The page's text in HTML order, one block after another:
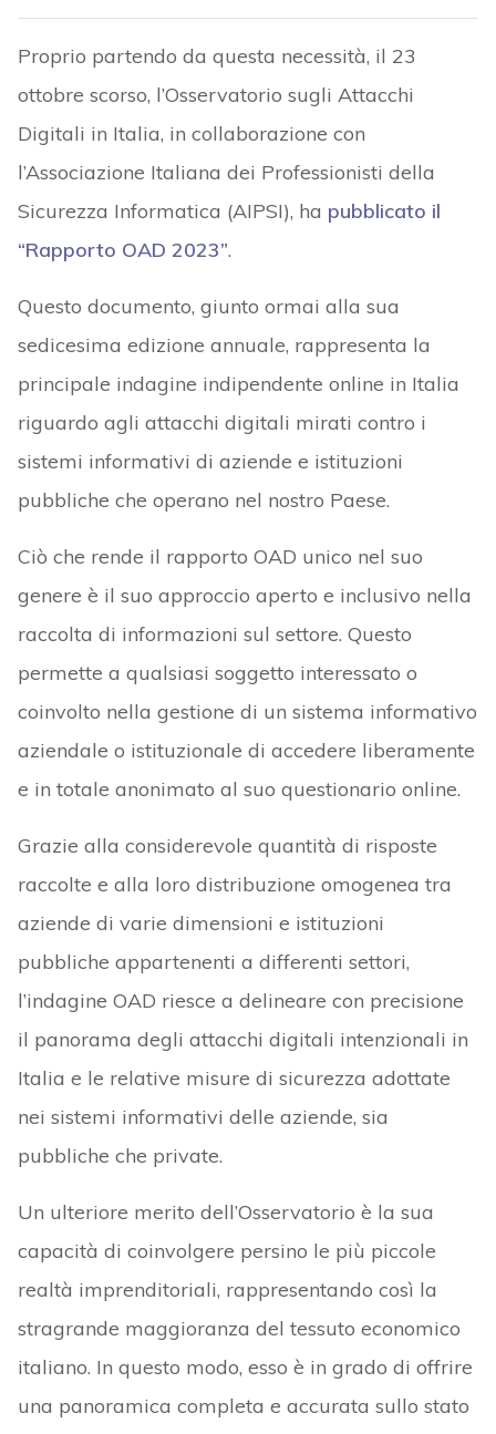
Proprio partendo da questa necessità, il 23
ottobre scorso, l’Osservatorio sugli Attacchi
Digitali in Italia, in collaborazione con
l’Associazione Italiana dei Professionisti della
Sicurezza Informatica (AIPSI), ha pubblicato il
“Rapporto OAD 2023”.
Questo documento, giunto ormai alla sua
sedicesima edizione annuale, rappresenta la
principale indagine indipendente online in Italia
riguardo agli attacchi digitali mirati contro i
sistemi informativi di aziende e istituzioni
pubbliche che operano nel nostro Paese.
Ciò che rende il rapporto OAD unico nel suo
genere è il suo approccio aperto e inclusivo nella
raccolta di informazioni sul settore. Questo
permette a qualsiasi soggetto interessato o
coinvolto nella gestione di un sistema informativo
aziendale o istituzionale di accedere liberamente
e in totale anonimato al suo questionario online.
Grazie alla considerevole quantità di risposte
raccolte e alla loro distribuzione omogenea tra
aziende di varie dimensioni e istituzioni
pubbliche appartenenti a differenti settori,
l’indagine OAD riesce a delineare con precisione
il panorama degli attacchi digitali intenzionali in
Italia e le relative misure di sicurezza adottate
nei sistemi informativi delle aziende, sia
pubbliche che private.
Un ulteriore merito dell’Osservatorio è la sua
capacità di coinvolgere persino le più piccole
realtà imprenditoriali, rappresentando così la
stragrande maggioranza del tessuto economico
italiano. In questo modo, esso è in grado di offrire
una panoramica completa e accurata sullo stato